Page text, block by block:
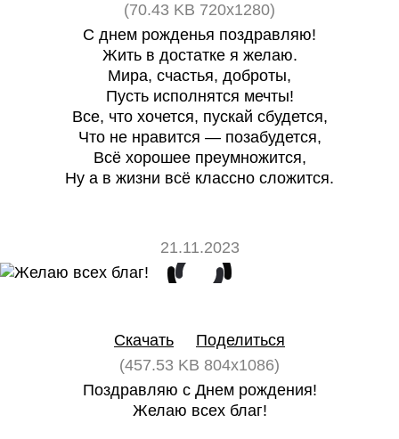
(70.43 KB 720x1280)
С днем рожденья поздравляю!
Жить в достатке я желаю.
Мира, счастья, доброты,
Пусть исполнятся мечты!
Все, что хочется, пускай сбудется,
Что не нравится — позабудется,
Всё хорошее преумножится,
Ну а в жизни всё классно сложится.
21.11.2023
Скачать
Поделиться
(457.53 KB 804x1086)
Поздравляю с Днем рождения!
Желаю всех благ!